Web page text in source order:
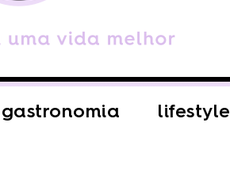
gastronomia lifestyle